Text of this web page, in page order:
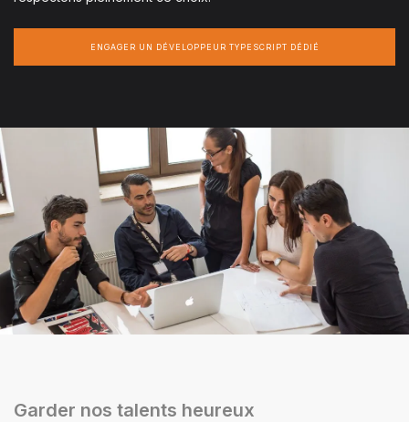
ENGAGER UN DÉVELOPPEUR TYPESCRIPT DÉDIÉ
Garder nos talents heureux